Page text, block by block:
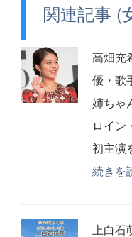
関連記事 (
高畑充
優・歌
姉ちゃ
ロイン
初主演
続きを
上白